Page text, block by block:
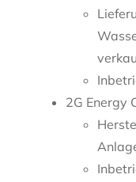
2G Energy